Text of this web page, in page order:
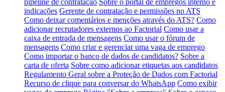
indicações Gerente de contratação e permissões no ATS
Como deixar comentários e menções através do ATS? Como
adicionar recrutadores externos ao Factorial Como usar a
caixa de entrada de mensagens Como usar o fórum de
mensagens Como criar e gerenciar uma vaga de emprego
Como importar o banco de dados de candidatos? Sobre a
carta de oferta Sobre como adicionar etiquetas aos candidatos
Regulamento Geral sobre a Proteção de Dados com Factorial
Recurso de clique para conversar do WhatsApp Como exibir